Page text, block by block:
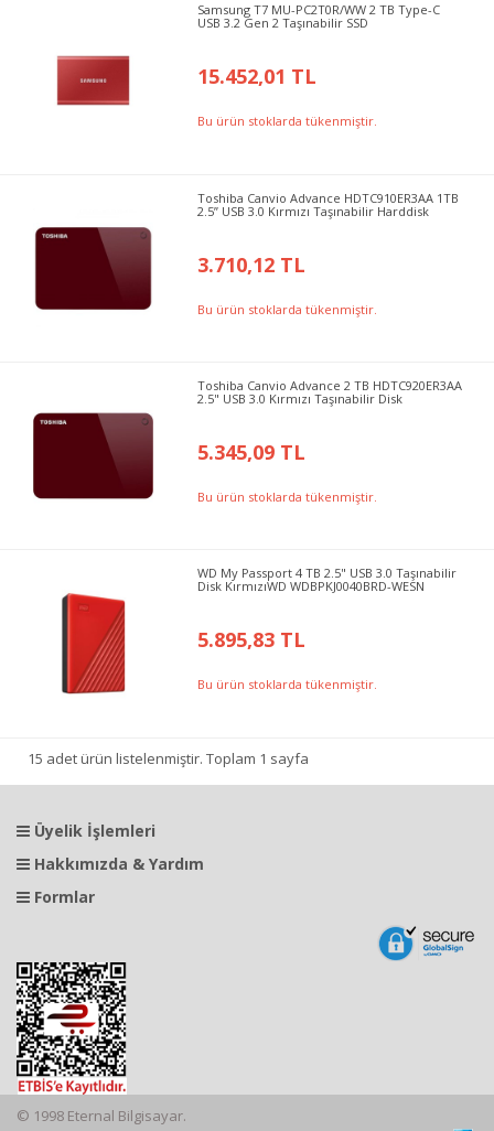
Samsung T7 MU-PC2T0R/WW 2 TB Type-C
USB 3.2 Gen 2 Taşınabilir SSD
15.452,01 TL
Bu ürün stoklarda tükenmiştir.
Toshiba Canvio Advance HDTC910ER3AA 1TB
2.5” USB 3.0 Kırmızı Taşınabilir Harddisk
3.710,12 TL
Bu ürün stoklarda tükenmiştir.
Toshiba Canvio Advance 2 TB HDTC920ER3AA
2.5" USB 3.0 Kırmızı Taşınabilir Disk
5.345,09 TL
Bu ürün stoklarda tükenmiştir.
WD My Passport 4 TB 2.5" USB 3.0 Taşınabilir
Disk KırmızıWD WDBPKJ0040BRD-WESN
5.895,83 TL
Bu ürün stoklarda tükenmiştir.
15 adet ürün listelenmiştir. Toplam 1 sayfa
Üyelik İşlemleri
Hakkımızda & Yardım
Formlar
© 1998 Eternal Bilgisayar.